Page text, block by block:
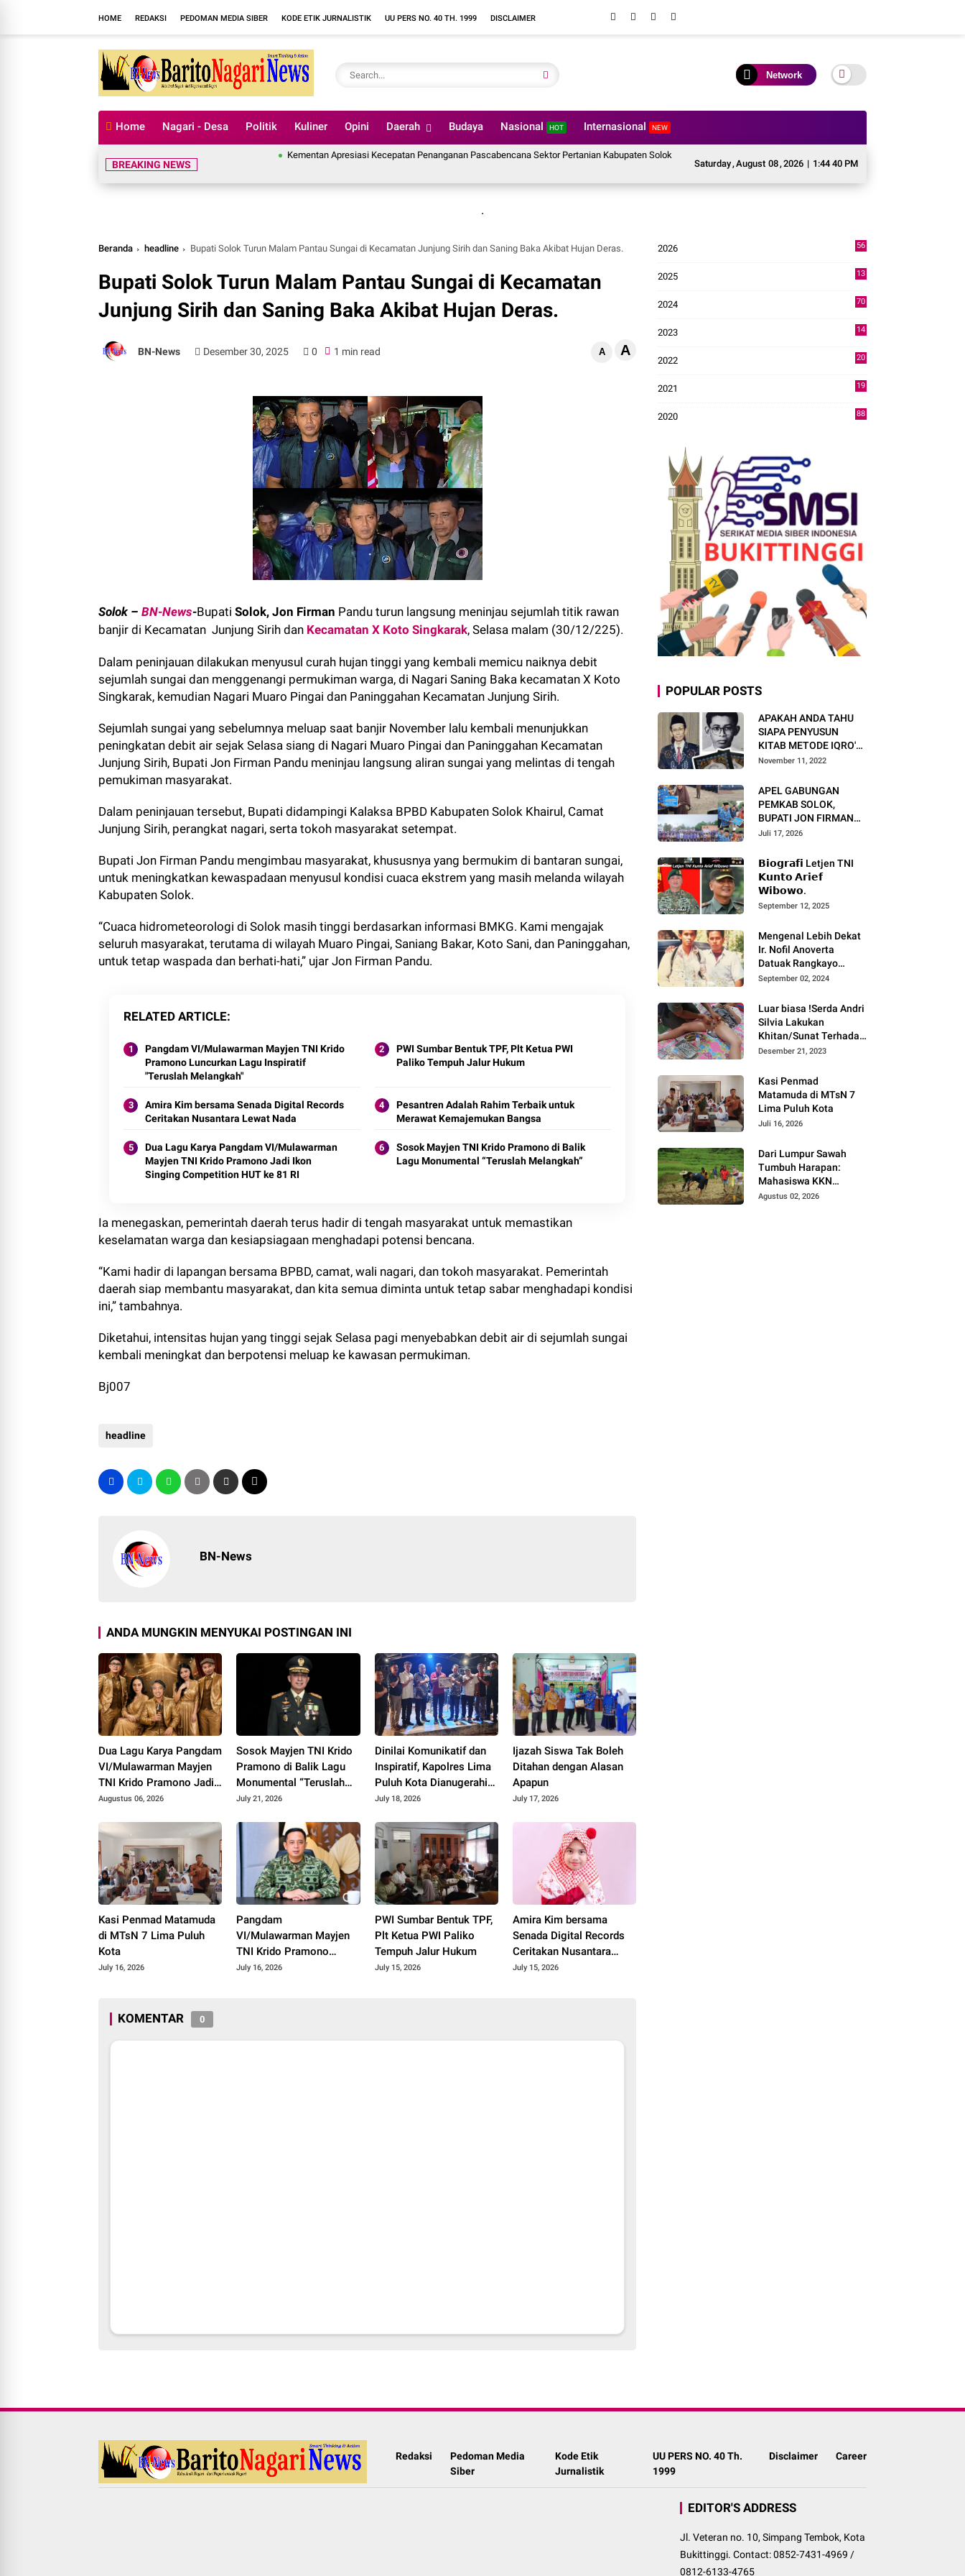
HOME REDAKSI PEDOMAN MEDIA SIBER KODE ETIK JURNALISTIK UU PERS NO. 40 TH. 1999 DISCLAIMER
Network
Home Nagari - Desa Politik Kuliner Opini Daerah Budaya Nasional HOT Internasional NEW
Saturday,August 08,2026 | 1:44 41 PM
BREAKING NEWS
Kementan Apresiasi Kecepatan Penanganan Pascabencana Sektor Pertanian Kabupaten Solok, Alokasi Bantuan Irigasi Naik dari 13 Menjadi 74 Unit.
.
Beranda headline Bupati Solok Turun Malam Pantau Sungai di Kecamatan Junjung Sirih dan Saning Baka Akibat Hujan Deras.
Bupati Solok Turun Malam Pantau Sungai di Kecamatan
Junjung Sirih dan Saning Baka Akibat Hujan Deras.
BN-News Desember 30, 2025 0 1 min read A A
Solok – BN-News-Bupati Solok, Jon Firman Pandu turun langsung meninjau sejumlah titik rawan
banjir di Kecamatan Junjung Sirih dan Kecamatan X Koto Singkarak, Selasa malam (30/12/225).
Dalam peninjauan dilakukan menyusul curah hujan tinggi yang kembali memicu naiknya debit
sejumlah sungai dan menggenangi permukiman warga, di Nagari Saning Baka kecamatan X Koto
Singkarak, kemudian Nagari Muaro Pingai dan Paninggahan Kecamatan Junjung Sirih.
Sejumlah sungai yang sebelumnya meluap saat banjir November lalu kembali menunjukkan
peningkatan debit air sejak Selasa siang di Nagari Muaro Pingai dan Paninggahan Kecamatan
Junjung Sirih, Bupati Jon Firman Pandu meninjau langsung aliran sungai yang melintas di tengah
pemukiman masyarakat.
Dalam peninjauan tersebut, Bupati didampingi Kalaksa BPBD Kabupaten Solok Khairul, Camat
Junjung Sirih, perangkat nagari, serta tokoh masyarakat setempat.
Bupati Jon Firman Pandu mengimbau masyarakat, khususnya yang bermukim di bantaran sungai,
untuk meningkatkan kewaspadaan menyusul kondisi cuaca ekstrem yang masih melanda wilayah
Kabupaten Solok.
“Cuaca hidrometeorologi di Solok masih tinggi berdasarkan informasi BMKG. Kami mengajak
seluruh masyarakat, terutama di wilayah Muaro Pingai, Saniang Bakar, Koto Sani, dan Paninggahan,
untuk tetap waspada dan berhati-hati,” ujar Jon Firman Pandu.
RELATED ARTICLE
Pangdam VI/Mulawarman Mayjen TNI Krido
Pramono Luncurkan Lagu Inspiratif
"Teruslah Melangkah"
PWI Sumbar Bentuk TPF, Plt Ketua PWI
Paliko Tempuh Jalur Hukum
Amira Kim bersama Senada Digital Records
Ceritakan Nusantara Lewat Nada
Pesantren Adalah Rahim Terbaik untuk
Merawat Kemajemukan Bangsa
Dua Lagu Karya Pangdam VI/Mulawarman
Mayjen TNI Krido Pramono Jadi Ikon
Singing Competition HUT ke 81 RI
Sosok Mayjen TNI Krido Pramono di Balik
Lagu Monumental “Teruslah Melangkah”
Ia menegaskan, pemerintah daerah terus hadir di tengah masyarakat untuk memastikan
keselamatan warga dan kesiapsiagaan menghadapi potensi bencana.
“Kami hadir di lapangan bersama BPBD, camat, wali nagari, dan tokoh masyarakat. Pemerintah
daerah siap membantu masyarakat, dan kita semua diminta untuk tetap sabar menghadapi kondisi
ini,” tambahnya.
Diketahui, intensitas hujan yang tinggi sejak Selasa pagi menyebabkan debit air di sejumlah sungai
kembali meningkat dan berpotensi meluap ke kawasan permukiman.
Bj007
headline
BN-News
ANDA MUNGKIN MENYUKAI POSTINGAN INI
Dua Lagu Karya Pangdam
VI/Mulawarman Mayjen
TNI Krido Pramono Jadi
Ikon Singing Competition
Augustus 06, 2026
Sosok Mayjen TNI Krido
Pramono di Balik Lagu
Monumental “Teruslah
Melangkah”
July 21, 2026
Dinilai Komunikatif dan
Inspiratif, Kapolres Lima
Puluh Kota Dianugerahi
Penghargaan
July 18, 2026
Ijazah Siswa Tak Boleh
Ditahan dengan Alasan
Apapun
July 17, 2026
Kasi Penmad Matamuda
di MTsN 7 Lima Puluh
Kota
July 16, 2026
Pangdam
VI/Mulawarman Mayjen
TNI Krido Pramono
Luncurkan Lagu Inspiratif
July 16, 2026
PWI Sumbar Bentuk TPF,
Plt Ketua PWI Paliko
Tempuh Jalur Hukum
July 15, 2026
Amira Kim bersama
Senada Digital Records
Ceritakan Nusantara
Lewat Nada
July 15, 2026
KOMENTAR 0
2026
56
2025
13
2024
70
2023
14
2022
20
2021
19
2020
88
POPULAR POSTS
APAKAH ANDA TAHU
SIAPA PENYUSUN
KITAB METODE IQRO'?
INI BIOGRAFI KH. AS'AD
November 11, 2022
APEL GABUNGAN
PEMKAB SOLOK,
BUPATI JON FIRMAN
PANDU TEKANKAN ASN
DAN PELAYANAN
MASYARAKAT.
Juli 17, 2026
𝗕𝗶𝗼𝗴𝗿𝗮𝗳𝗶 Letjen TNI
𝗞𝘂𝗻𝘁𝗼 𝗔𝗿𝗶𝗲𝗳
𝗪𝗶𝗯𝗼𝘄𝗼.
September 12, 2025
Mengenal Lebih Dekat
Ir. Nofil Anoverta
Datuak Rangkayo
Batuah Cawako
September 02, 2024
Luar biasa !Serda Andri
Silvia Lakukan
Khitan/Sunat Terhadap
Anak Warga Binaannya
Desember 21, 2023
Kasi Penmad
Matamuda di MTsN 7
Lima Puluh Kota
Juli 16, 2026
Dari Lumpur Sawah
Tumbuh Harapan:
Mahasiswa KKN
Universitas Andalas
Agustus 02, 2026
Redaksi
Pedoman Media
Siber
Kode Etik
Jurnalistik
UU PERS NO. 40 Th.
1999
Disclaimer Career
EDITOR'S ADDRESS
Jl. Veteran no. 10, Simpang Tembok, Kota
Bukittinggi. Contact: 0852-7431-4969 /
0812-6133-4765